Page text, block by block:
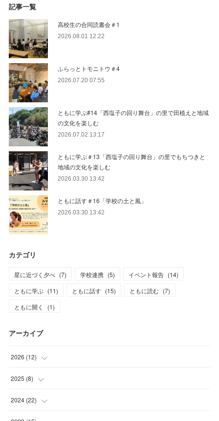
記事一覧
高校生の合同読書会＃1
2026.08.01 12:22
ふらっとトモニトウ＃4
2026.07.20 07:55
ともに学ぶ#14「西塩子の回り舞台」の里で田植えと地域
の文化を楽しむ
2026.07.02 13:17
ともに学ぶ＃13「西塩子の回り舞台」の里でもちつきと
地域の文化を楽しむ
2026.03.30 13:42
ともに話す＃16「学校の土と風」
2026.03.30 13:42
カテゴリ
星に近づく夕べ (7) 学校連携 (5) イベント報告 (14)
ともに学ぶ (11) ともに話す (15) ともに読む (7)
ともに開く
(1)
アーカイブ
2026 (12)
( )
(3
(1
2025 (8)
(1
2024 (22)